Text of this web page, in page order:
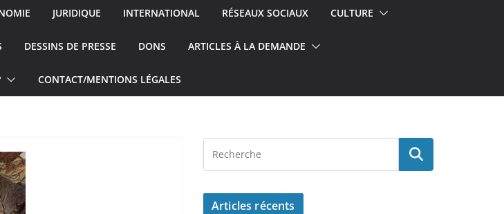
JURIDIQUE INTERNATIONAL RÉSEAUX SOCIAUX CULTURE
DESSINS DE PRESSE DONS ARTICLES À LA DEMANDE
CONTACT/MENTIONS LÉGALES
Articles récents